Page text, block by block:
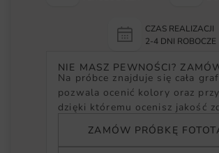
CZAS REALIZACJI
2-4 DNI ROBOCZE
NIE MASZ PEWNOŚCI?
Na próbce znajduje się cała
pozwala ocenić kolory oraz
dzięki któremu ocenisz jakość
ZAMÓW PRÓBKĘ